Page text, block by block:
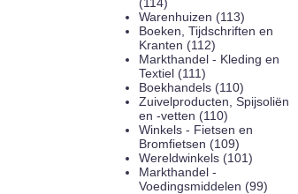
Warenhuizen (113)
Boeken, Tijdschriften en
Kranten (112)
Markthandel - Kleding en
Textiel (111)
Boekhandels (110)
Zuivelproducten, Spijsoliën
en -vetten (110)
Winkels - Fietsen en
Bromfietsen (109)
Wereldwinkels (101)
Markthandel -
Voedingsmiddelen (99)